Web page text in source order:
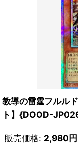
教導の雷霆フルル
ト】{DOOD-
販売価格: 2,980円